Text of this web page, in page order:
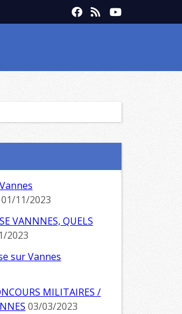
01/11/2023
VANNNES, QUELS
2023
sur Vannes
MILITAIRES /
03/03/2023